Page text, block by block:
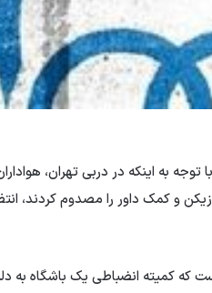
توجه به اینکه در دربی تهران،
و کمک داور را مصدوم کردند،